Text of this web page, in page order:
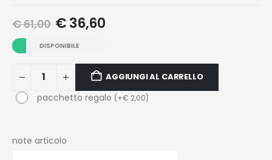
€61,00 €36,60
DISPONIBILE
AGGIUNGI AL CARRELLO
pacchetto regalo (+€2,00)
note articolo